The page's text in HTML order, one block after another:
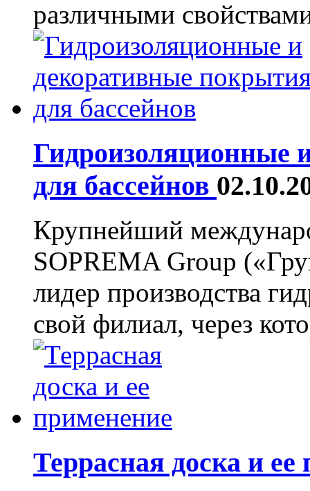
различными
Гидроизоляционные
для бассейнов
Крупнейший
SOPREMA Group
лидер производства
свой филиал, через
Террасная доска и